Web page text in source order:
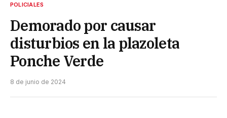
POLICIALES
Demorado por causar
disturbios en la plazoleta
Ponche Verde
8 de junio de 2024